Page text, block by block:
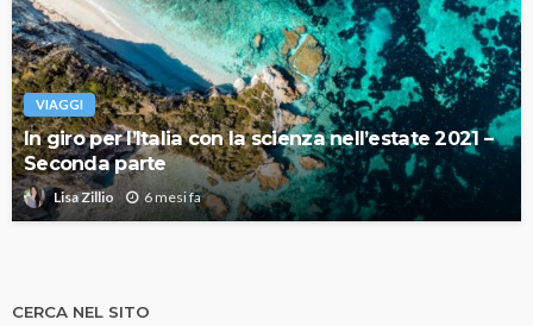
VIAGGI
In giro per l’Italia con la scienza nell’estate 2021 –
Seconda parte
Lisa Zillio 6 mesi fa
CERCA NEL SITO